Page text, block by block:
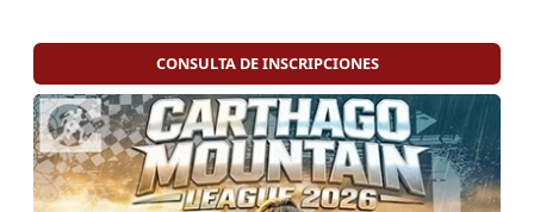
CONSULTA DE INSCRIPCIONES